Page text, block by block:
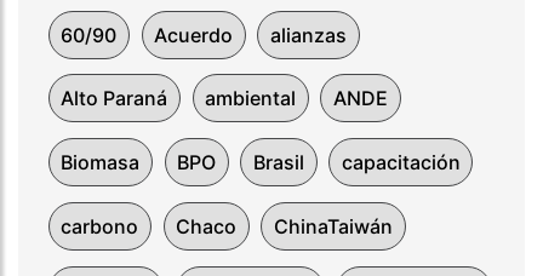
60/90 Acuerdo alianzas
Alto Paraná ambiental ANDE
Biomasa BPO Brasil capacitación
carbono Chaco ChinaTaiwán